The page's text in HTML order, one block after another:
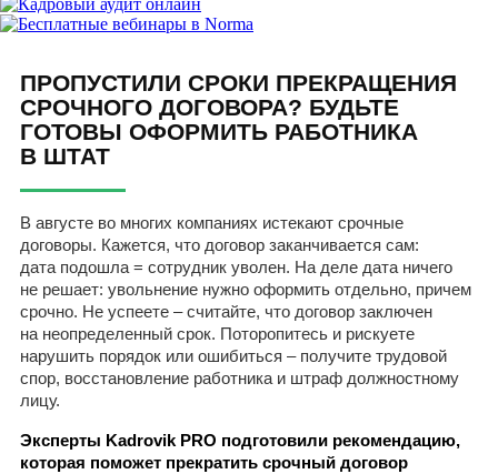
ПРОПУСТИЛИ СРОКИ ПРЕКРАЩЕНИЯ
СРОЧНОГО ДОГОВОРА? БУДЬТЕ
ГОТОВЫ ОФОРМИТЬ РАБОТНИКА
В ШТАТ
В августе во многих компаниях истекают срочные
договоры. Кажется, что договор заканчивается сам:
дата подошла = сотрудник уволен. На деле дата ничего
не решает: увольнение нужно оформить отдельно, причем
срочно. Не успеете – считайте, что договор заключен
на неопределенный срок. Поторопитесь и рискуете
нарушить порядок или ошибиться – получите трудовой
спор, восстановление работника и штраф должностному
лицу.
Эксперты Kadrovik PRO подготовили рекомендацию,
которая поможет прекратить срочный договор